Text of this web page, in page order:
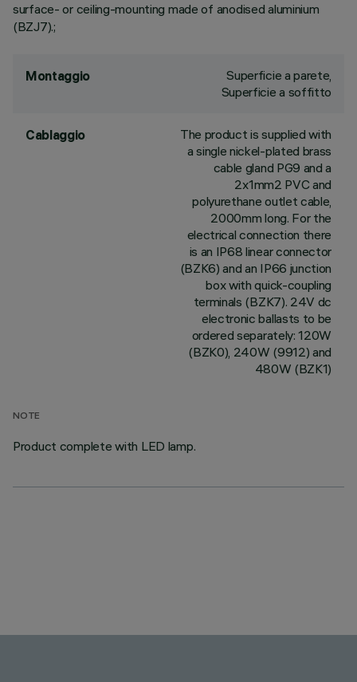
surface- or ceiling-mounting made of anodised aluminium
(BZJ7).;
Montaggio
Superficie a parete,
Superficie a soffitto
Cablaggio
The product is supplied with
a single nickel-plated brass
cable gland PG9 and a
2x1mm2 PVC and
polyurethane outlet cable,
2000mm long. For the
electrical connection there
is an IP68 linear connector
(BZK6) and an IP66 junction
box with quick-coupling
terminals (BZK7). 24V dc
electronic ballasts to be
ordered separately: 120W
(BZK0), 240W (9912) and
480W (BZK1)
NOTE
Product complete with LED lamp.